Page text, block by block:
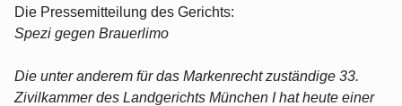
Die Pressemitteilung des Gerichts:
Spezi gegen Brauerlimo
Die unter anderem für das Markenrecht zuständige 33.
Zivilkammer des Landgerichts München I hat heute einer